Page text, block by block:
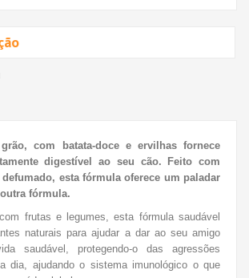
com batata-doce e ervilhas fornece
digestível ao seu cão.
Feito com
esta fórmula oferece um paladar
fórmula.
frutas e legumes, esta fórmula saudável
naturais para ajudar a dar ao seu amigo
saudável, protegendo-o das agressões
dia, ajudando o sistema imunológico o que